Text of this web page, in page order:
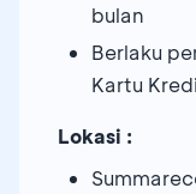
bulan
Berlaku
Kartu
Lokasi :